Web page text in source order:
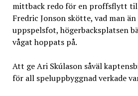
mittback redo för en proffsflytt
Fredric Jonson skötte, vad man
uppspelsfot, högerbacksplatsen
vågat hoppats på.
Att ge Ari Skúlason såväl
för all speluppbyggnad verkade